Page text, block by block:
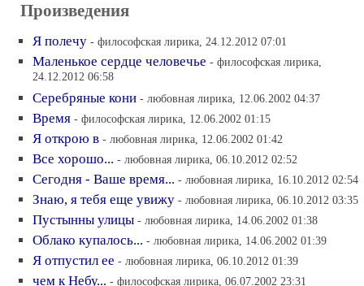
Произведения
Я полечу - философская лирика, 24.12.2012 07:01
Маленькое сердце человечье - философская лирика,
24.12.2012 06:58
Серебряные кони - любовная лирика, 12.06.2002 04:37
Время - философская лирика, 12.06.2002 01:15
Я открою в - любовная лирика, 12.06.2002 01:42
Все хорошо... - любовная лирика, 06.10.2012 02:52
Сегодня - Ваше время... - любовная лирика, 16.10.2012 02:54
Знаю, я тебя еще увижу - любовная лирика, 06.10.2012 03:35
Пустынны улицы - любовная лирика, 14.06.2002 01:38
Облако купалось... - любовная лирика, 14.06.2002 01:39
Я отпустил ее - любовная лирика, 06.10.2012 01:39
чем к Небу... - философская лирика, 06.07.2002 23:31